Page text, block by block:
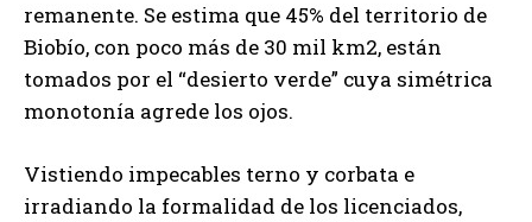
remanente. Se estima que 45% del territorio de
Biobío, con poco más de 30 mil km2, están
tomados por el “desierto verde” cuya simétrica
monotonía agrede los ojos.
Vistiendo impecables terno y corbata e
irradiando la formalidad de los licenciados,